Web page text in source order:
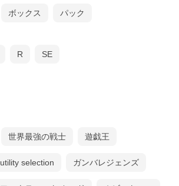
ボックス パック
R SE
世界最強の戦士 遊戯王
utility selection ガンバレジェンズ